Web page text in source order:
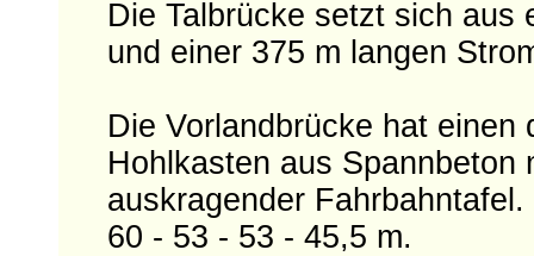
Die Talbrücke setzt sich aus
und einer 375 m langen
Die Vorlandbrücke hat einen
Hohlkasten aus Spannbeton
auskragender
60 - 53 - 53 - 45,5 m.